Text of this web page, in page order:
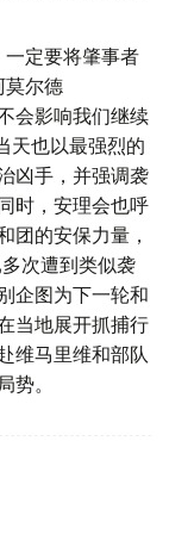
定要将肇事者
莫尔德
会影响我们继续
天也以最强烈的
凶手，并强调袭
时，安理会也呼
团的安保力量，
次遭到类似袭
企图为下一轮和
当地展开抓捕行
维马里维和部队
势。